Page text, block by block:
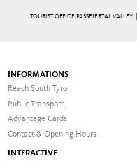
TOURIST OFFICE PASSEIERTAL VALLEY |
INFORMATIONS
Reach South Tyrol
Public Transport
Advantage Cards
Contact & Opening Hours
INTERACTIVE